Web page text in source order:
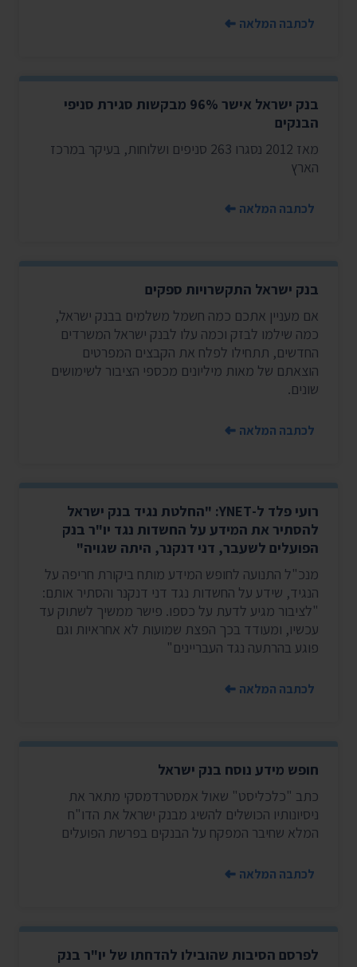
לכתבה המלאה
בנק ישראל אישר 96% מבקשות סגירת סניפי
הבנקים
מאז 2012 נסגרו 263 סניפים ושלוחות, בעיקר במרכז
הארץ
לכתבה המלאה
בנק ישראל התקשרויות ספקים
אם מעניין אתכם כמה חשמל משלמים בבנק ישראל,
כמה שילמו לבזק וכמה עלו לבנק ישראל המשרדים
החדשים, תתחילו לפלח את הקבצים המפרטים
הוצאתם של מאות מיליונים מכספי הציבור לשימושים
שונים.
לכתבה המלאה
רועי פלד ל-YNET: "החלטת נגיד בנק ישראל
להסתיר את המידע על החשדות נגד יו"ר בנק
הפועלים לשעבר, דני דנקנר, היתה שגויה"
מנכ"ל התנועה לחופש המידע מותח ביקורת חריפה על
הנגיד, שידע על החשדות נגד דני דנקנר והסתיר אותם:
"לציבור מגיע לדעת על כספו. פישר ממשיך לשתוק עד
עכשיו, ומעודד בכך הפצת שמועות לא אחראיות וגם
פוגע בהרתעה נגד העבריינים"
לכתבה המלאה
חופש מידע נוסח בנק ישראל
כתב "כלכליסט" שאול אמסטרדמסקי מתאר את
ניסיונותיו הכושלים להשיג מבנק ישראל את הדו"ח
המלא שחיבר המפקח על הבנקים בפרשת הפועלים
לכתבה המלאה
לפרסם הסיבות שהובילו להדחתו של יו"ר בנק